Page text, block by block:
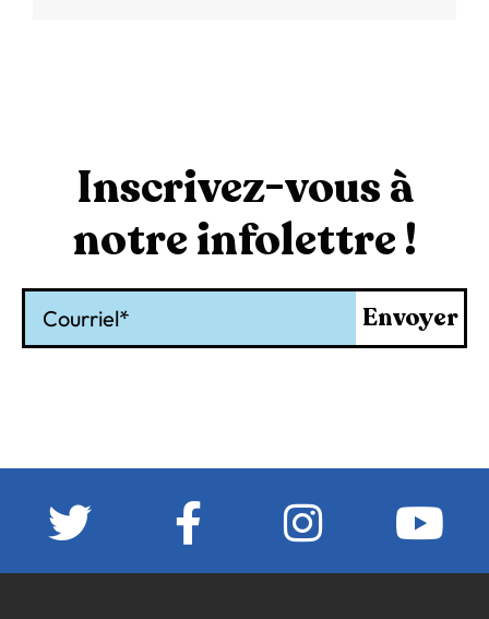
Inscrivez-vous à
notre infolettre !
Envoyer